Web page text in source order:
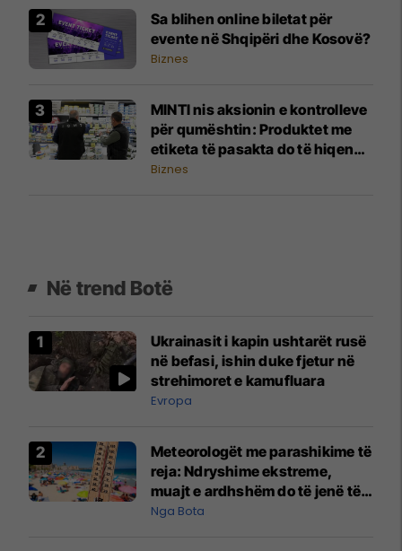
Sa blihen online biletat për
evente në Shqipëri dhe Kosovë?
Biznes
MINTI nis aksionin e kontrolleve
për qumështin: Produktet me
etiketa të pasakta do të hiqen
nga tregu
Biznes
Në trend Botë
Ukrainasit i kapin ushtarët rusë
në befasi, ishin duke fjetur në
strehimoret e kamufluara
Evropa
Meteorologët me parashikime të
reja: Ndryshime ekstreme,
muajt e ardhshëm do të jenë të
pazakontë
Nga Bota